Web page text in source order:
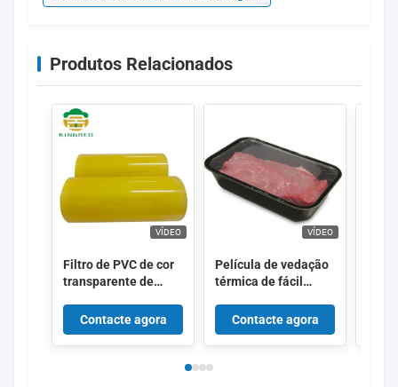
Produtos Relacionados
VÍDEO
Filtro de PVC de cor
transparente de
para frutas
Contacte agora
VÍDEO
Película de vedação
térmica de fácil
rolante, de alta
barreira, filme anti-
nevoeiro para
Contacte agora